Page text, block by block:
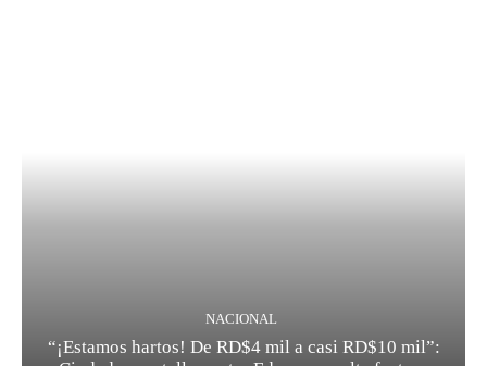
NACIONAL
“¡Estamos hartos! De RD$4 mil a casi RD$10 mil”: